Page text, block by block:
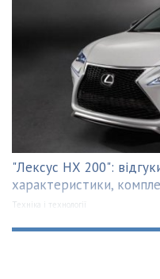
"Лексус НХ 200":
характеристики,
Техніка і технології